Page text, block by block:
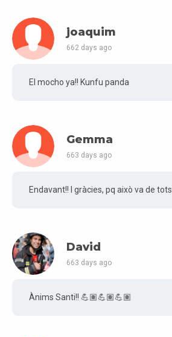
joaquim
662 days ago
El mocho ya!! Kunfu panda
Gemma
663 days ago
Endavant!! I gràcies, pq això va de tots.
David
663 days ago
Ànims Santi!! 💪🏽💪🏽💪🏽